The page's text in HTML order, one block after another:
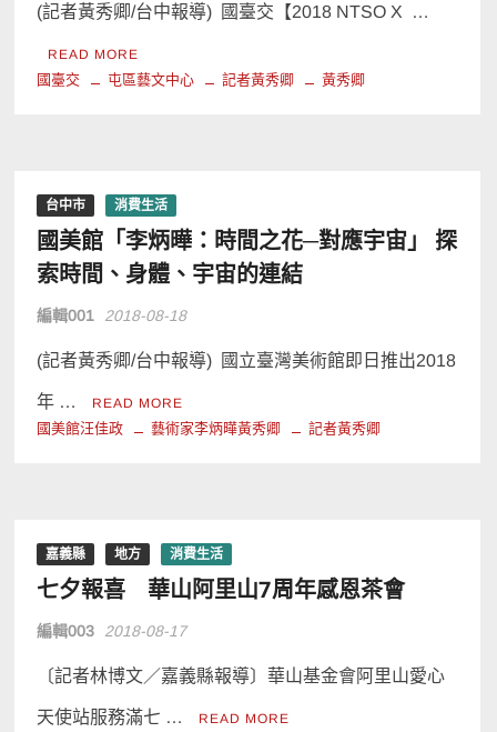
(記者黃秀卿/台中報導) 國臺交【2018 NTSO X …
READ MORE
國臺交 屯區藝文中心 記者黃秀卿 黃秀卿
台中市 消費生活
國美館「李炳曄：時間之花─對應宇宙」 探
索時間、身體、宇宙的連結
編輯001 2018-08-18
(記者黃秀卿/台中報導) 國立臺灣美術館即日推出2018
年 … READ MORE
國美館汪佳政 藝術家李炳曄黃秀卿 記者黃秀卿
嘉義縣 地方 消費生活
七夕報喜 華山阿里山7周年感恩茶會
編輯003 2018-08-17
〔記者林博文／嘉義縣報導〕華山基金會阿里山愛心
天使站服務滿七 … READ MORE